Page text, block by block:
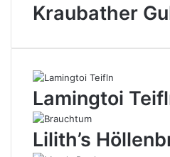
Kraubather
Lamingtoi
Lilith’s